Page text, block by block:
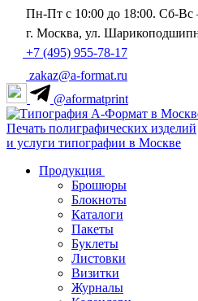
Пн-Пт с 10:00 до 18:00. Сб-Вс
г. Москва, ул.
+7 (495) 955-78-17
zakaz@a-format.ru
@aformatprint
Печать полиграфических изделий
и услуги типографии в Москве
Продукция
Брошюры
Блокноты
Каталоги
Пакеты
Буклеты
Листовки
Визитки
Журналы